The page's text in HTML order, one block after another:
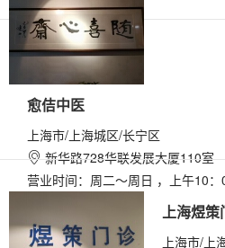
愈佶中医
上海市/上海城区/长宁区
新华路728华联发展大厦110室
营业时间：周二～周日 ，上午10
上海煜
上海市/上